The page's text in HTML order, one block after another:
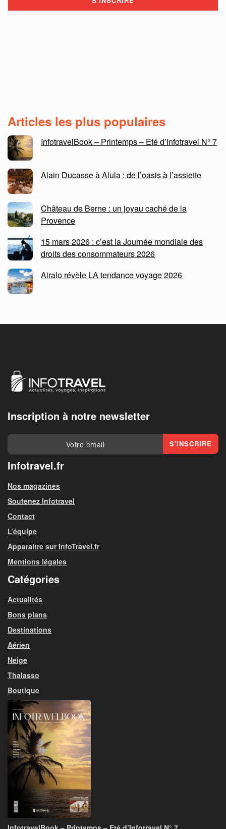
Articles les plus populaires
InfotravelBook – Printemps – Eté d’Infotravel N° 7
Alain Ducasse à Alula : de l’oasis à l’assiette
Château de Berne : un joyau caché de la
Provence
15 mars 2026 : c’est la Journée mondiale des
droits des consommateurs 2026
Airalo révèle LA tendance voyage 2026
Inscription à notre newsletter
Infotravel.fr
Nos magazines
Soutenez Infotravel
Contact
L’équipe
Apparaitre sur InfoTravel.fr
Mentions légales
Catégories
Actualités
Bons plans
Destinations
Aérien
Neige
Thalasso
Boutique